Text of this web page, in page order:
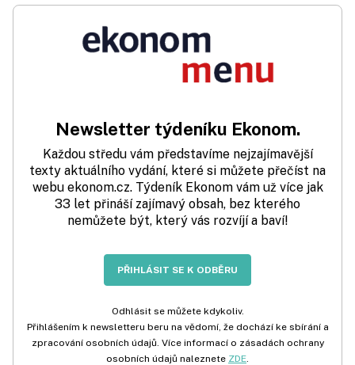
Newsletter týdeníku Ekonom.
Každou středu vám představíme nejzajímavější
texty aktuálního vydání, které si můžete přečíst na
webu ekonom.cz. Týdeník Ekonom vám už více jak
33 let přináší zajímavý obsah, bez kterého
nemůžete být, který vás rozvíjí a baví!
PŘIHLÁSIT SE K ODBĚRU
Odhlásit se můžete kdykoliv.
Přihlášením k newsletteru beru na vědomí, že dochází ke sbírání a
zpracování osobních údajů. Více informací o zásadách ochrany
osobních údajů naleznete ZDE